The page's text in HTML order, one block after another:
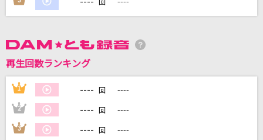
カラオケ最新情報をチェック！
回
再生回数ランキング
1 ---- 回 ----
2 ---- 回 ----
3 ---- 回 ----